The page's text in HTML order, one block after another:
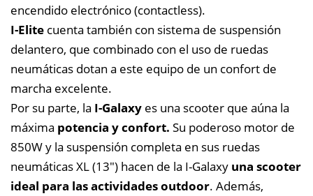
encendido electrónico (contactless).
I-Elite cuenta también con sistema de suspensión
delantero, que combinado con el uso de ruedas
neumáticas dotan a este equipo de un confort de
marcha excelente.
Por su parte, la I-Galaxy es una scooter que aúna la
máxima potencia y confort. Su poderoso motor de
850W y la suspensión completa en sus ruedas
neumáticas XL (13″) hacen de la I-Galaxy una scooter
ideal para las actividades outdoor. Además,